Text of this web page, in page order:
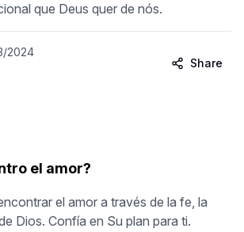
que Deus quer de nós.
2024
Share
el amor?
el amor a través de la fe, la
Dios. Confía en Su plan para ti.